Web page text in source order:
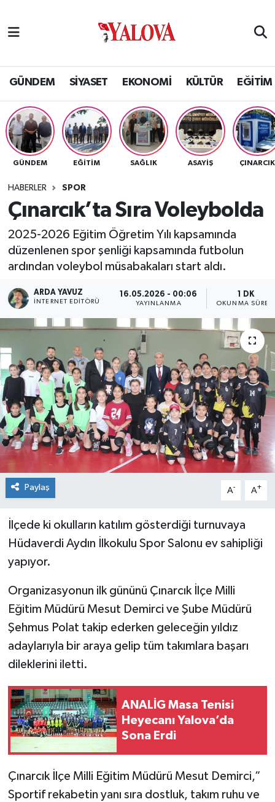
GÜNDEM SİYASET EKONOMİ KÜLTÜR EĞİTİM
GÜNDEM EĞİTİM SAĞLIK ASAYİŞ ÇINARCIK
HABERLER SPOR
Çınarcık’ta Sıra Voleybolda
2025-2026 Eğitim Öğretim Yılı kapsamında
düzenlenen spor şenliği kapsamında futbolun
ardından voleybol müsabakaları start aldı.
ARDA YAVUZ
İNTERNET EDITÖRÜ
16.05.2026 - 00:06
YAYINLANMA
1 DK
OKUNMA
Paylaş A- A+
İlçede ki okulların katılım gösterdiği turnuvaya
Hüdaverdi Aydın İlkokulu Spor Salonu ev sahipliği
yapıyor.
Organizasyonun ilk gününü Çınarcık İlçe Milli
Eğitim Müdürü Mesut Demirci ve Şube Müdürü
Şehmus Polat takip ederken geleceğin yıldız
adaylarıyla bir araya gelip tüm takımlara başarı
dileklerini iletti.
ANALİG Masa Tenisi
Heyecanı Yalova’da
Sona Erdi
Çınarcık İlçe Milli Eğitim Müdürü Mesut Demirci,”
Sportif rekabetin yanı sıra dostluk, takım ruhu ve
SİYASET
EKONOMİ
KÜLTÜR
BİLİM VE TEKNOLOJİ
ASAYİŞ
SAĞLIK
SPOR
ULUSAL
İLÇELERİMİZ
RESMİ İLAN
Yalova Nöbetçi Eczaneler
Yalova Hava Durumu
Yalova Namaz Vakitleri
Yalova Trafik Yoğunluk Haritası
Tüm Manşetler
Son Dakika Haberleri
Haber Arşivi